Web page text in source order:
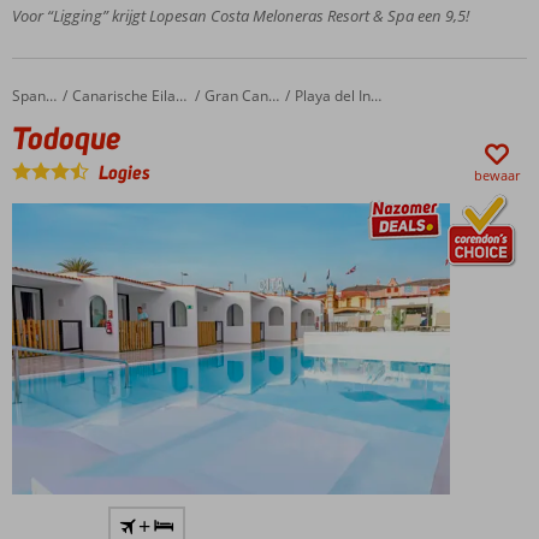
van
3.500
m2
tropische
tuin vol met
zwembaden
Ook te
boeken
Halfpension
Voor “Ligging” krijgt Lopesan Costa Meloneras Resort & Spa een 9,5!
Home Spanje Canarische Eilanden Gran Canaria Playa del Ingles
Todoque
Todoque
Logies bewaar
Only Adult
accommodatie;
+